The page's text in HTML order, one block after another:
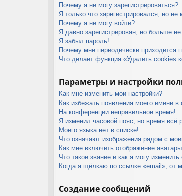
Почему я не могу зарегистрироваться?
Я только что зарегистрировался, но не
Почему я не могу войти?
Я давно зарегистрирован, но больше
Я забыл пароль!
Почему мне периодически приходится
Что делает функция «Удалить cookies
Параметры и настройки
Как мне изменить мои настройки?
Как избежать появления моего имени
На конференции неправильное время!
Я изменил часовой пояс, но время всё
Моего языка нет в списке!
Что означают изображения рядом с
Как мне включить отображение
Что такое звание и как я могу изменить
Когда я щёлкаю по ссылке «email», от
Создание сообщений